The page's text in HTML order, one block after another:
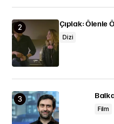
Çıplak: Ölenle
Dizi
Film